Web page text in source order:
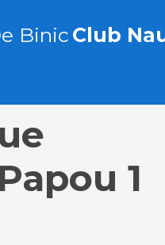
Club
1